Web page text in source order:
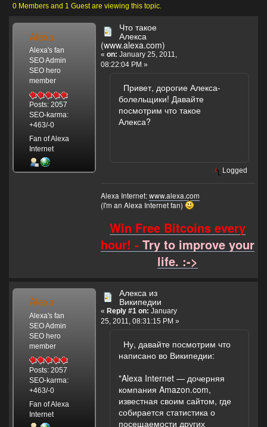
Алекса (www.alexa.com) (Read 9964 times)
0 Members and 1 Guest are viewing this topic.
Alexa
Alexa's fan
SEO Admin
SEO hero
member
Posts: 2057
SEO-karma:
+463/-0
Fan of Alexa
Internet
Что такое
Алекса
(www.alexa.com)
« on: January 25, 2011,
08:22:04 PM »
Привет, дорогие Алекса-
болельщики! Давайте
посмотрим что такое
Алекса?
Logged
Alexa Internet:www.alexa.com
(I'm an Alexa Internet fan)
Win Free Bitcoins every
hour! -Try to improve your
life. :->
Alexa
Alexa's fan
SEO Admin
SEO hero
member
Posts: 2057
SEO-karma:
+463/-0
Fan of Alexa
Internet
Алекса из
Википедии
« Reply #1 on: January
25, 2011, 08:31:15 PM »
Ну, давайте посмотрим что
написано во Википедии:
"Alexa Internet — дочерняя
компания Amazon.com,
известная своим сайтом, где
собирается статистика о
посещаемости других